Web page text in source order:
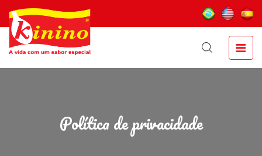
Política de privacidade